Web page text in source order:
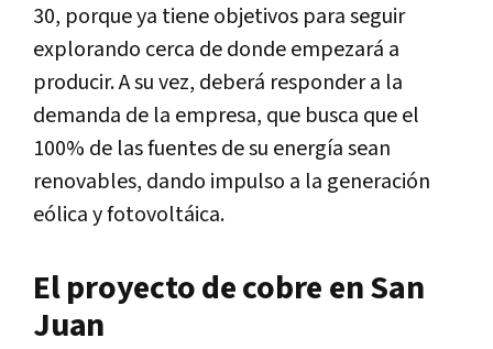
30, porque ya tiene objetivos para seguir
explorando cerca de donde empezará a
producir. A su vez, deberá responder a la
demanda de la empresa, que busca que el
100% de las fuentes de su energía sean
renovables, dando impulso a la generación
eólica y fotovoltáica.
El proyecto de cobre en San
Juan